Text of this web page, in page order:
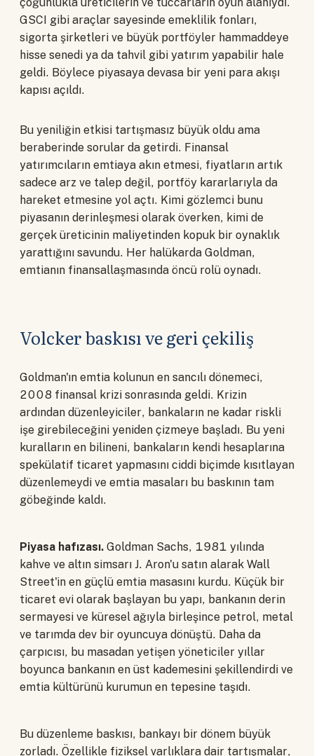
çoğunlukla üreticilerin ve tüccarların oyun alanıydı.
GSCI gibi araçlar sayesinde emeklilik fonları,
sigorta şirketleri ve büyük portföyler hammaddeye
hisse senedi ya da tahvil gibi yatırım yapabilir hale
geldi. Böylece piyasaya devasa bir yeni para akışı
kapısı açıldı.
Bu yeniliğin etkisi tartışmasız büyük oldu ama
beraberinde sorular da getirdi. Finansal
yatırımcıların emtiaya akın etmesi, fiyatların artık
sadece arz ve talep değil, portföy kararlarıyla da
hareket etmesine yol açtı. Kimi gözlemci bunu
piyasanın derinleşmesi olarak överken, kimi de
gerçek üreticinin maliyetinden kopuk bir oynaklık
yarattığını savundu. Her halükarda Goldman,
emtianın finansallaşmasında öncü rolü oynadı.
Volcker baskısı ve geri çekiliş
Goldman'ın emtia kolunun en sancılı dönemeci,
2008 finansal krizi sonrasında geldi. Krizin
ardından düzenleyiciler, bankaların ne kadar riskli
işe girebileceğini yeniden çizmeye başladı. Bu yeni
kuralların en bilineni, bankaların kendi hesaplarına
spekülatif ticaret yapmasını ciddi biçimde kısıtlayan
düzenlemeydi ve emtia masaları bu baskının tam
göbeğinde kaldı.
Piyasa hafızası. Goldman Sachs, 1981 yılında
kahve ve altın simsarı J. Aron'u satın alarak Wall
Street'in en güçlü emtia masasını kurdu. Küçük bir
ticaret evi olarak başlayan bu yapı, bankanın derin
sermayesi ve küresel ağıyla birleşince petrol, metal
ve tarımda dev bir oyuncuya dönüştü. Daha da
çarpıcısı, bu masadan yetişen yöneticiler yıllar
boyunca bankanın en üst kademesini şekillendirdi ve
emtia kültürünü kurumun en tepesine taşıdı.
Bu düzenleme baskısı, bankayı bir dönem büyük
zorladı. Özellikle fiziksel varlıklara dair tartışmalar,